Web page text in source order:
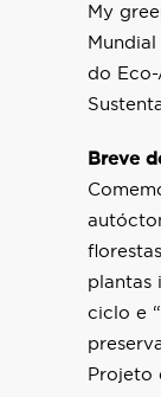
My
do
Breve
plantas
ciclo e
Projeto